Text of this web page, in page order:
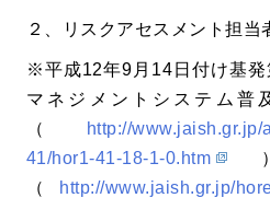
２、リスクアセスメント担当
※平成12年9月14日付け基発
マネジメントシステム普
（ http://
41/hor1-41-18-1-0.htm
（ http://www.jaish.gr.jp/